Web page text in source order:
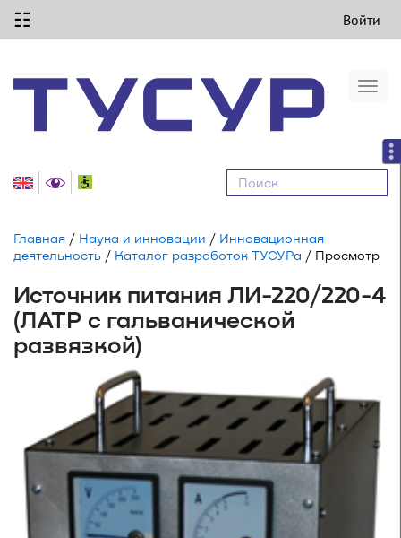
☷ Войти
Главная / Наука и инновации / Инновационная
деятельность / Каталог разработок ТУСУРа / Просмотр
Источник питания ЛИ-220/220-4
(ЛАТР с гальванической
развязкой)